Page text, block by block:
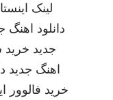
لینک
دانلود اهنگ
جدید
اهنگ جدید
خرید فالوور